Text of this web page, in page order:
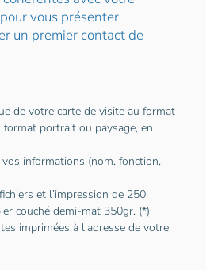
vous présenter
un premier contact de
de votre carte de visite au format
portrait ou paysage, en
informations (nom, fonction,
et l’impression de 250
couché demi-mat 350gr. (*)
imprimées à l'adresse de votre